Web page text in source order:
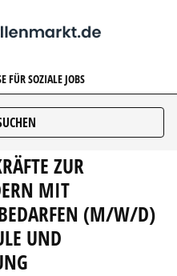
FÜR SOZIALE JOBS
ZUR
MIT
(M/W/D)
UND